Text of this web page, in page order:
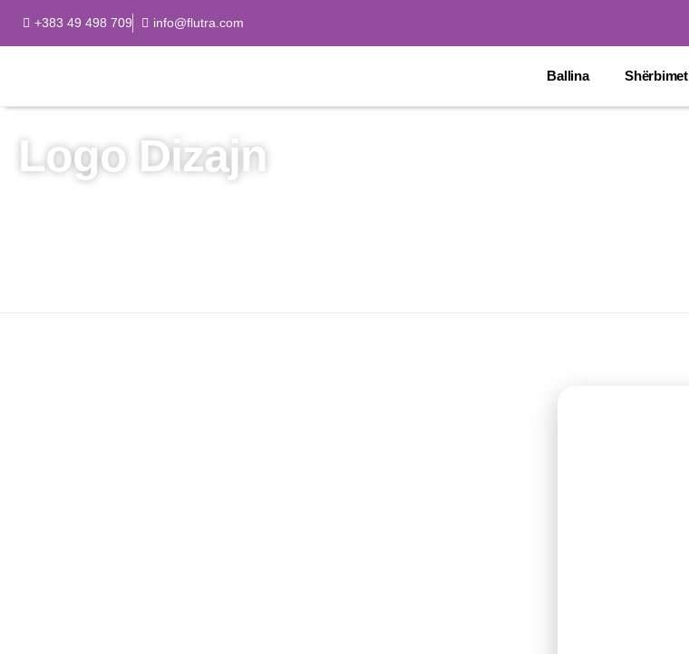
+383 49 498 709 info@flutra.com
Ballina Shërbimet
Logo Dizajn